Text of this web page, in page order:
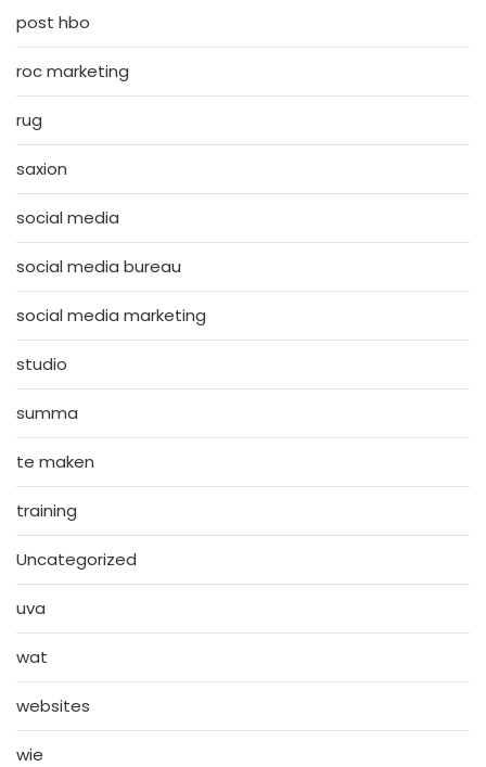
post hbo
roc marketing
rug
saxion
social media
social media bureau
social media marketing
studio
summa
te maken
training
Uncategorized
uva
wat
websites
wie